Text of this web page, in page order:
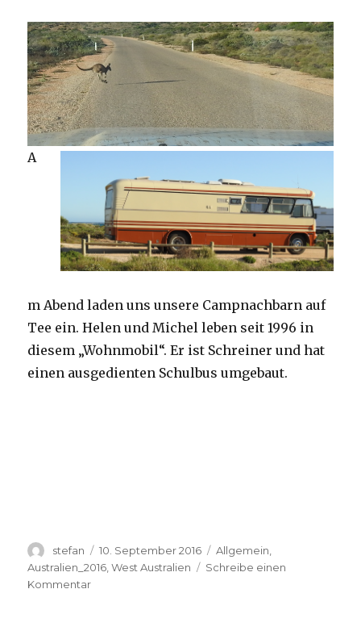
A
m Abend laden uns unsere Campnachbarn auf
Tee ein. Helen und Michel leben seit 1996 in
diesem „Wohnmobil“. Er ist Schreiner und hat
einen ausgedienten Schulbus umgebaut.
Autor
stefan
Veröffentlicht
am
10. September 2016 Kategorien
Allgemein
Australien_2016 ,West Australien
Schreibe einen
Kommentarzu